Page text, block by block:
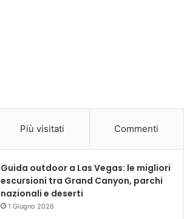
Più visitati Commenti
Guida outdoor a Las Vegas: le migliori
escursioni tra Grand Canyon, parchi
nazionali e deserti
1 Giugno 2026